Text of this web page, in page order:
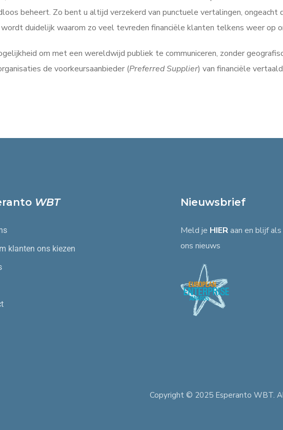
beheert. Zo bent u altijd verzekerd van punctuele vertalingen, ongeacht
duidelijk waarom zo veel tevreden financiële klanten telkens weer op
om met een wereldwijd publiek te communiceren, zonder
de voorkeursaanbieder (Preferred Supplier) van financiële
WBT
klanten ons kiezen
Nieuwsbrief
Meld je HIERaan en blijf
ons nieuws
Copyright © 2025 Esperanto WBT.